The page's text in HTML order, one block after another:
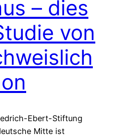
– dies
von
Ebert-Stiftung
Mitte ist